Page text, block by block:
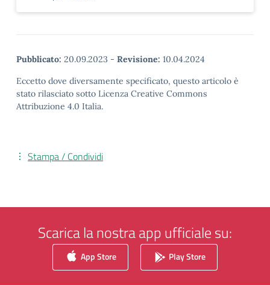
Pubblicato: 20.09.2023 - Revisione: 10.04.2024
Eccetto dove diversamente specificato, questo articolo è
stato rilasciato sotto Licenza Creative Commons
Attribuzione 4.0 Italia.
Stampa / Condividi
Scarica la nostra app ufficiale su:
App Store Play Store